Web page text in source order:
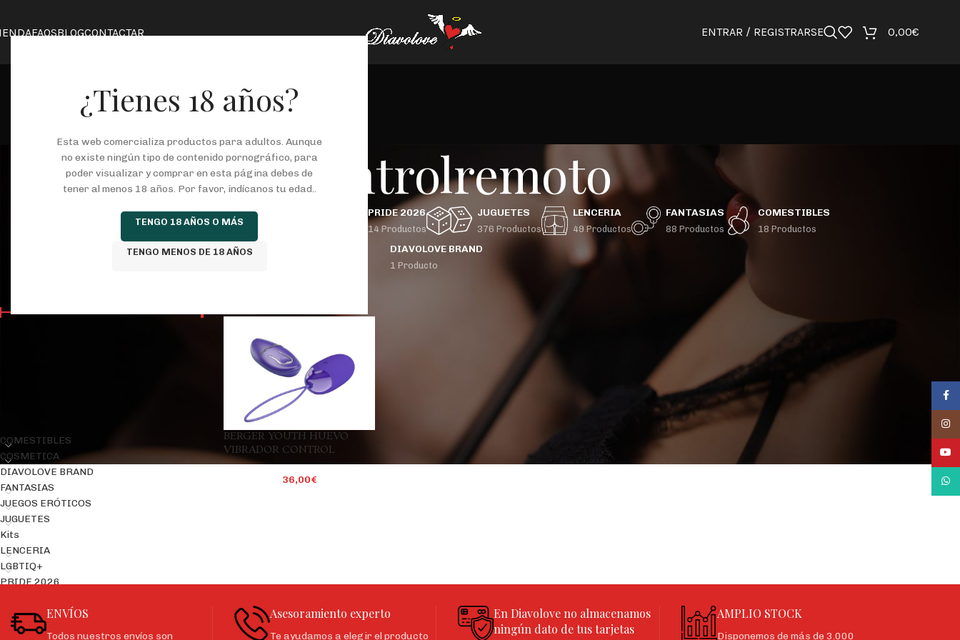
¿Tienes 18 años?
Esta web comercializa productos para adultos. Aunque
no existe ningún tipo de contenido pornográfico, para
poder visualizar y comprar en esta página debes de
tener al menos 18 años. Por favor, indícanos tu edad..
TENGO 18 AÑOS O MÁS
TENGO MENOS DE 18 AÑOS
FAQSBLOGCONTACTAR ENTRAR / REGISTRARSE 0,00€
controlremoto
JUEGOS ERÓTICOS KITS
25 Productos
PRIDE 2026
14 Productos
JUGUETES
376 Productos
LENCERIA
49 Productos
FANTASIAS
88 Productos
COMESTIBLES
18 Productos
DIAVOLOVE BRAND
1 Producto
COMESTIBLES
COSMETICA
DIAVOLOVE BRAND
FANTASIAS
JUEGOS ERÓTICOS
JUGUETES
Kits
LENCERIA
LGBTIQ+
PRIDE 2026
BERGER YOUTH HUEVO
VIBRADOR CONTROL
REMOTO VIOLETA
36,00€
ENVÍOS
Todos nuestros envíos son
Asesoramiento experto
Te ayudamos a elegir el producto
En Diavolove no almacenamos
ningún dato de tus tarjetas
AMPLIO STOCK
Disponemos de más de 3.000